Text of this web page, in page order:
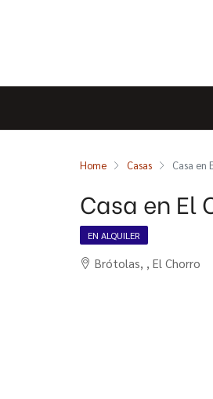
Home Casas Casa en
Casa en El
EN ALQUILER
Brótolas, , El Chorro